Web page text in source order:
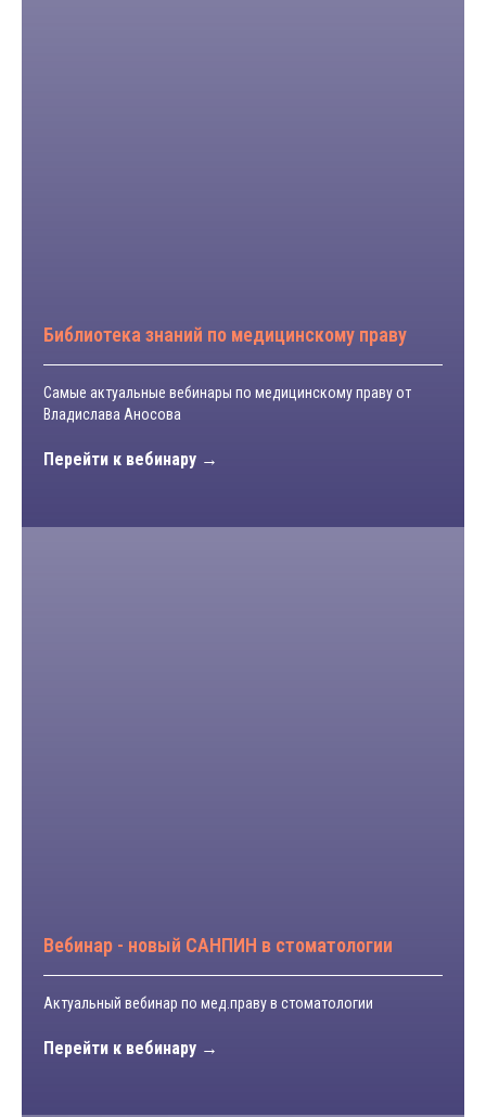
Библиотека знаний по медицинскому праву
Самые актуальные вебинары по медицинскому праву от
Владислава Аносова
Перейти к вебинару
Вебинар - новый САНПИН в стоматологии
Актуальный вебинар по мед.праву в стоматологии
Перейти к вебинару